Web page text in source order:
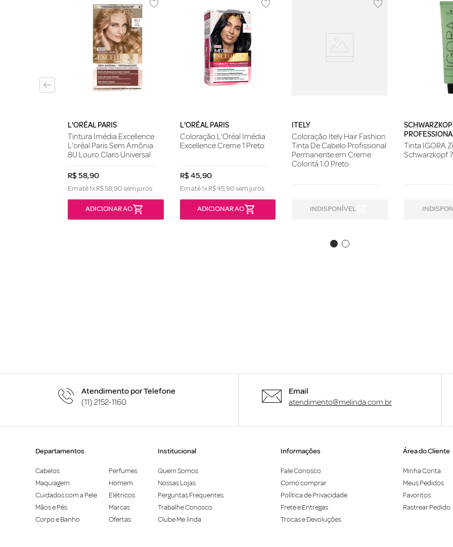
L'ORÉAL PARIS
Tintura Imédia Excellence
L'oréal Paris Sem Amônia
8U Louro Claro Universal
R$58,90
Em até1xR$58,90sem juros
ADICIONAR AO
L'ORÉAL PARIS
Coloração L'Oréal Imédia
Excellence Creme 1 Preto
R$45,90
Em até1xR$45,90sem juros
ADICIONAR AO
ITELY
Coloração Itely Hair Fashion
Tinta De Cabelo Profissional
Permanente em Creme
Coloritá 1.0 Preto
INDISPONÍVEL
Tinta IGORA
Schwarzkopf
Atendimento por Telefone
(11) 2152-1160
Email
atendimento@melinda.com.br
Departamentos
Cabelos
Maquiagem
Cuidados com a Pele
Mãos e Pés
Corpo e Banho
Perfumes
Homem
Elétricos
Marcas
Ofertas
Institucional
Quem Somos
Nossas Lojas
Perguntas Frequentes
Trabalhe Conosco
Clube Me.linda
Informações
Fale Conosco
Como comprar
Política de Privacidade
Frete e Entregas
Trocas e Devoluções
Área do Cliente
Minha Conta
Meus Pedidos
Favoritos
Rastrear Pedido